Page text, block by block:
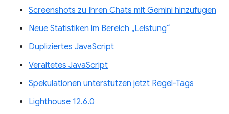
Screenshots zu Ihren Chats mit Gemini hinzufügen
Neue Statistiken im Bereich „Leistung“
Dupliziertes JavaScript
Veraltetes JavaScript
Spekulationen unterstützen jetzt Regel-Tags
Lighthouse 12.6.0